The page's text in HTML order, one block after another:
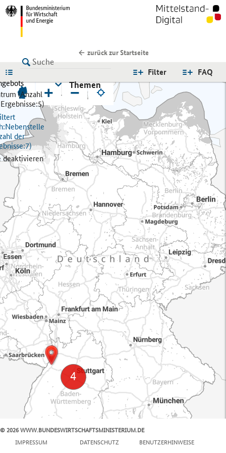
zurück zur Startseite
FAQ
Filter
(Anzahl
5)
Nebenstelle
der
7)
deaktivieren
Themen
+ −
© 2026 WWW.BUNDESWIRTSCHAFTSMINISTERIUM.DE
IMPRESSUM
DATENSCHUTZ BENUTZERHINWEISE